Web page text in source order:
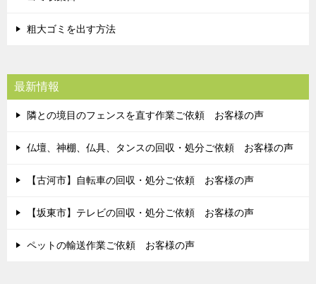
粗大ゴミを出す方法
最新情報
隣との境目のフェンスを直す作業ご依頼 お客様の声
仏壇、神棚、仏具、タンスの回収・処分ご依頼 お客様の声
【古河市】自転車の回収・処分ご依頼 お客様の声
【坂東市】テレビの回収・処分ご依頼 お客様の声
ペットの輸送作業ご依頼 お客様の声